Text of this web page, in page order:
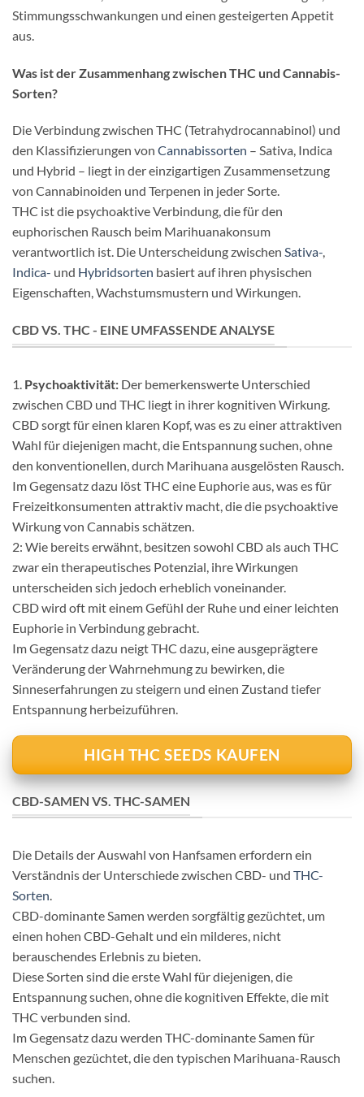
Stimmungsschwankungen und einen gesteigerten Appetit
aus.
Was ist der Zusammenhang zwischen THC und Cannabis-
Sorten?
Die Verbindung zwischen THC (Tetrahydrocannabinol) und
den Klassifizierungen von Cannabissorten – Sativa, Indica
und Hybrid – liegt in der einzigartigen Zusammensetzung
von Cannabinoiden und Terpenen in jeder Sorte.
THC ist die psychoaktive Verbindung, die für den
euphorischen Rausch beim Marihuanakonsum
verantwortlich ist. Die Unterscheidung zwischen Sativa-,
Indica- und Hybridsorten basiert auf ihren physischen
Eigenschaften, Wachstumsmustern und Wirkungen.
CBD VS. THC - EINE UMFASSENDE ANALYSE
1. Psychoaktivität: Der bemerkenswerte Unterschied
zwischen CBD und THC liegt in ihrer kognitiven Wirkung.
CBD sorgt für einen klaren Kopf, was es zu einer attraktiven
Wahl für diejenigen macht, die Entspannung suchen, ohne
den konventionellen, durch Marihuana ausgelösten Rausch.
Im Gegensatz dazu löst THC eine Euphorie aus, was es für
Freizeitkonsumenten attraktiv macht, die die psychoaktive
Wirkung von Cannabis schätzen.
2: Wie bereits erwähnt, besitzen sowohl CBD als auch THC
zwar ein therapeutisches Potenzial, ihre Wirkungen
unterscheiden sich jedoch erheblich voneinander.
CBD wird oft mit einem Gefühl der Ruhe und einer leichten
Euphorie in Verbindung gebracht.
Im Gegensatz dazu neigt THC dazu, eine ausgeprägtere
Veränderung der Wahrnehmung zu bewirken, die
Sinneserfahrungen zu steigern und einen Zustand tiefer
Entspannung herbeizuführen.
HIGH THC SEEDS KAUFEN
CBD-SAMEN VS. THC-SAMEN
Die Details der Auswahl von Hanfsamen erfordern ein
Verständnis der Unterschiede zwischen CBD- und THC-
Sorten.
CBD-dominante Samen werden sorgfältig gezüchtet, um
einen hohen CBD-Gehalt und ein milderes, nicht
berauschendes Erlebnis zu bieten.
Diese Sorten sind die erste Wahl für diejenigen, die
Entspannung suchen, ohne die kognitiven Effekte, die mit
THC verbunden sind.
Im Gegensatz dazu werden THC-dominante Samen für
Menschen gezüchtet, die den typischen Marihuana-Rausch
suchen.